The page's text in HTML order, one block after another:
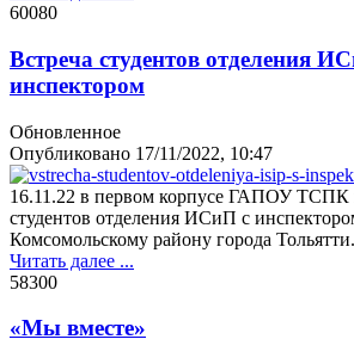
60080
Встреча студентов отделения
инспектором
Обновленное
Опубликовано 17/11/2022, 10:47
16.11.22 в первом корпусе ГАПОУ ТСПК
студентов отделения ИСиП с
Комсомольскому району города
Читать далее ...
58300
«Мы вместе»